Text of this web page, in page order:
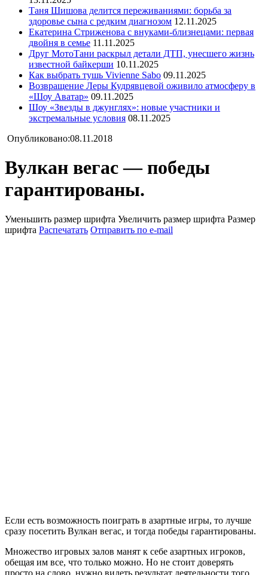
Таня Шишова делится переживаниями: борьба за
здоровье сына с редким диагнозом 12.11.2025
Екатерина Стриженова с внуками-близнецами: первая
двойня в семье 11.11.2025
Друг МотоТани раскрыл детали ДТП, унесшего жизнь
известной байкерши 10.11.2025
Как выбрать тушь Vivienne Sabo 09.11.2025
Возвращение Леры Кудрявцевой оживило атмосферу в
«Шоу Аватар» 09.11.2025
Шоу «Звезды в джунглях»: новые участники и
экстремальные условия 08.11.2025
Опубликовано:08.11.2018
Вулкан вегас — победы
гарантированы.
Уменьшить размер шрифта Увеличить размер шрифта Размер
шрифта Распечатать Отправить по e-mail
Если есть возможность поиграть в азартные игры, то лучше
сразу посетить Вулкан вегас, и тогда победы гарантированы.
Множество игровых залов манят к себе азартных игроков,
обещая им все, что только можно. Но не стоит доверять
просто на слово, нужно видеть результат деятельности того